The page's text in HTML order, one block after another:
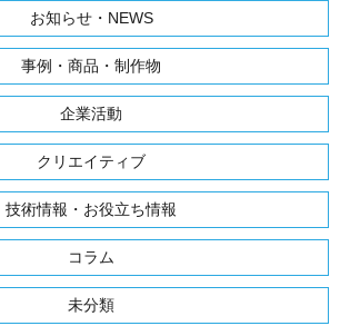
お知らせ・NEWS
事例・商品・制作物
企業活動
クリエイティブ
技術情報・お役立ち情報
コラム
未分類